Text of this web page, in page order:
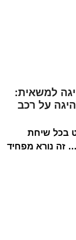
למשאית:
על רכב
בכל שיחת
זה נורא מפחיד